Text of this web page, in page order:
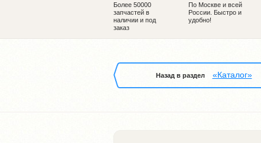
Более 50000
запчастей в
наличии и под
заказ
По Москве и всей
России. Быстро и
удобно!
Назад в раздел «Каталог»